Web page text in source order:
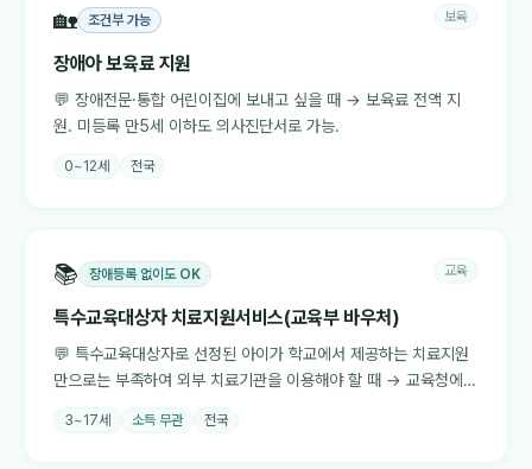
🏡 조건부 가능 보육
장애아 보육료 지원
💬 장애전문·통합 어린이집에 보내고 싶을 때 → 보육료 전액 지
원. 미등록 만5세 이하도 의사진단서로 가능.
0~12세 전국
📚 장애등록 없이도 OK 교육
특수교육대상자 치료지원서비스(교육부 바우처)
💬 특수교육대상자로 선정된 아이가 학교에서 제공하는 치료지원
만으로는 부족하여 외부 치료기관을 이용해야 할 때 → 교육청에서
3~17세 소득 무관 전국